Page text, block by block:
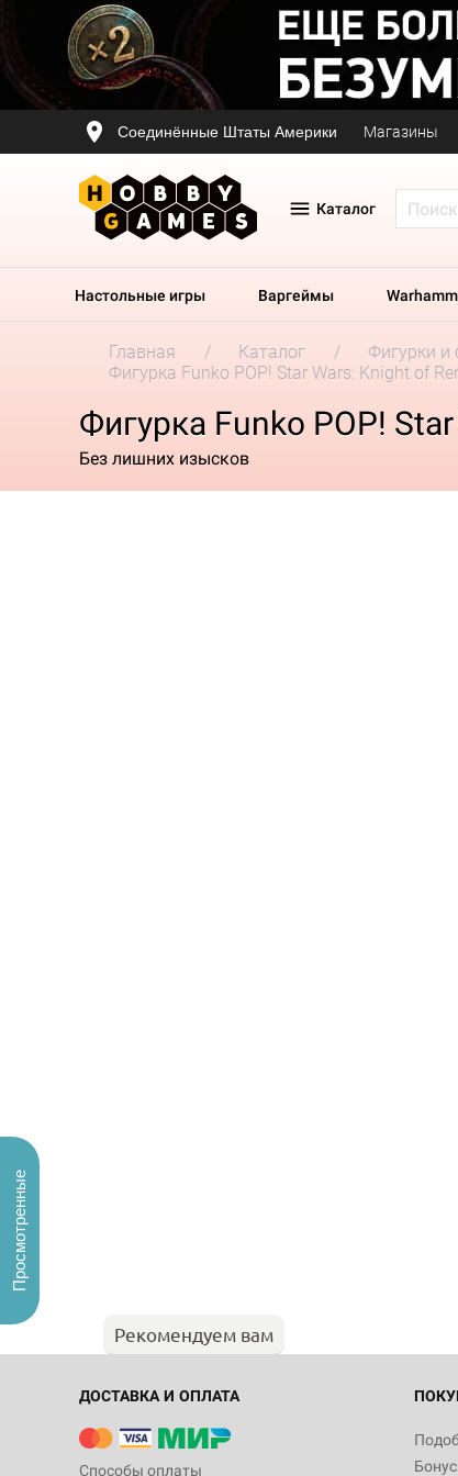
Соединённые Штаты Америки Магазины
Каталог
Настольные игры Варгеймы
Главная Каталог Фигурки и
Фигурка Funko POP! Star Wars: Knight of
Фигурка Funko POP!
Без лишних изысков
Рекомендуем вам
ДОСТАВКА И ОПЛАТА
Способы оплаты
Просмотренные